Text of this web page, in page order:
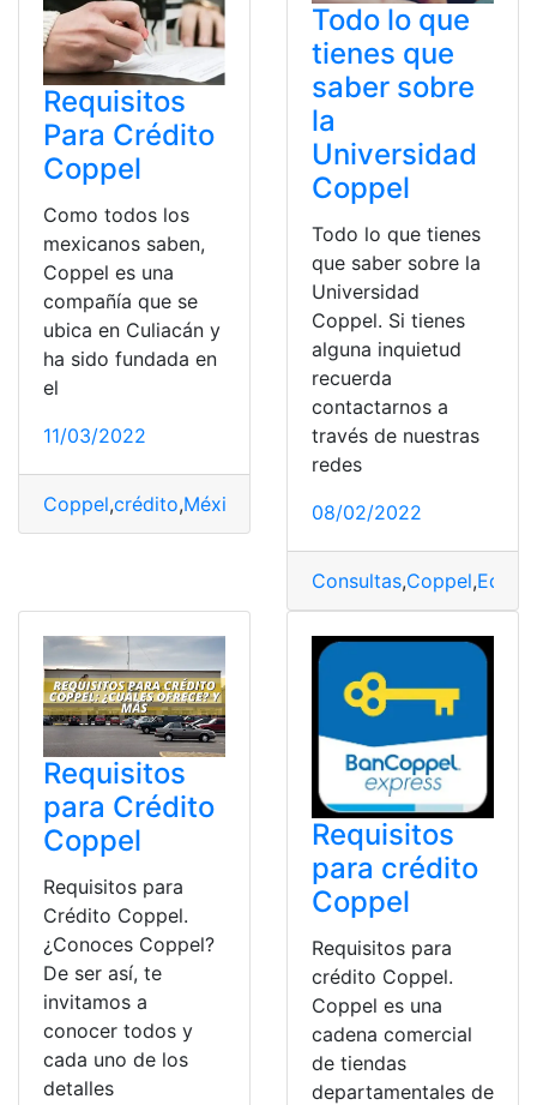
Requisitos
Para Crédito
Coppel
Como todos los
mexicanos saben,
Coppel es una
compañía que se
ubica en Culiacán y
ha sido fundada en
el
11/03/2022
Coppel,crédito,México Requisitos,sucursales
Todo lo que
tienes que
saber sobre
la
Universidad
Coppel
Todo lo que tienes
que saber sobre la
Universidad
Coppel. Si tienes
alguna inquietud
recuerda
contactarnos a
través de nuestras
redes
08/02/2022
Consultas,Coppel,
Requisitos
para Crédito
Coppel
Requisitos para
Crédito Coppel.
¿Conoces Coppel?
De ser así, te
invitamos a
conocer todos y
cada uno de los
detalles
Requisitos
para crédito
Coppel
Requisitos para
crédito Coppel.
Coppel es una
cadena comercial
de tiendas
departamentales de